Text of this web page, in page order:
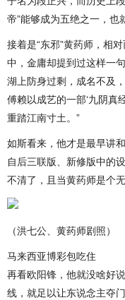
帝”能够成为五绝之一，也
接着是“东邪”黄药师，相
中，金庸却提到过这样一
湖上防身过剩，成名不及
傅赖以成艺的一部‘九阴真
重踏江南寸土。”
如斯看来，他才是最早讲
自后三联版、新修版中的
不清了，且当黄药师是个
（洪七公、黄药师剧照）
马来西亚博彩包吃住
再看欧阳锋，他就没啥好
线，就足以让东说念主夺